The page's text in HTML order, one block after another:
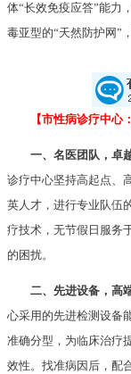
体“长效免疫应答”能力
毒亚型的“天然防护网”
【市性病诊疗中心
一、名医团队，卓
诊疗中心坚持高起点、
英人才，进行专业队伍
疗技术，无节假日服务
的困扰。
二、先进设备，高
心采用的先进检测设备
准确分型，为临床治疗
效性。找准病因后，配